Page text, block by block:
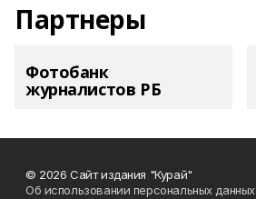
Партнеры
Фотобанк
журналистов РБ
© 2026 Сайт издания "Курай"
Об использовании персональных данных